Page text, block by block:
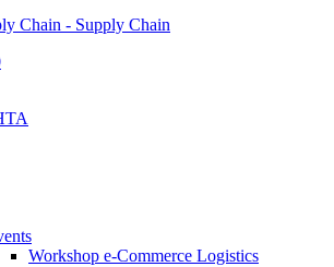
Chain - Supply Chain
Workshop e-Commerce Logistics